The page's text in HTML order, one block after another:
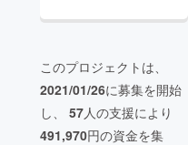
このプロジェクトは、
2021/01/26に募集を開始
し、 57人の支援により
491,970円の資金を集